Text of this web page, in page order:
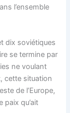
l’ensemble
dix soviétiques
se termine par
ne voulant
cette situation
de l’Europe,
paix qu’ait